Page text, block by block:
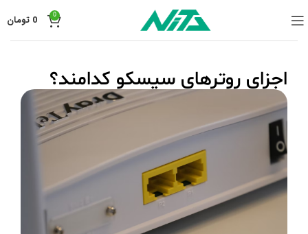
0
0 تومان
اجزای روترهای سیسکو کدامند؟